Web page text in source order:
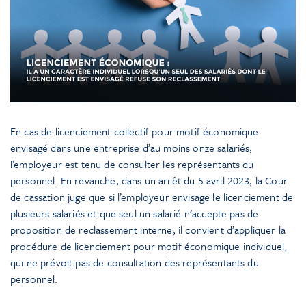
En cas de licenciement collectif pour motif économique
envisagé dans une entreprise d’au moins onze salariés,
l’employeur est tenu de consulter les représentants du
personnel. En revanche, dans un arrêt du 5 avril 2023, la Cour
de cassation juge que si l’employeur envisage le licenciement de
plusieurs salariés et que seul un salarié n’accepte pas de
proposition de reclassement interne, il convient d’appliquer la
procédure de licenciement pour motif économique individuel,
qui ne prévoit pas de consultation des représentants du
personnel.